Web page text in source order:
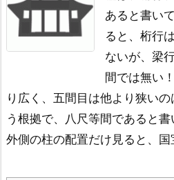
あると書い
ると、桁行
ないが、 梁
間では無い！
り広く、五間目は他より狭いの
う根拠で、八尺等間であると書
外側の柱の配置だけ見ると、国